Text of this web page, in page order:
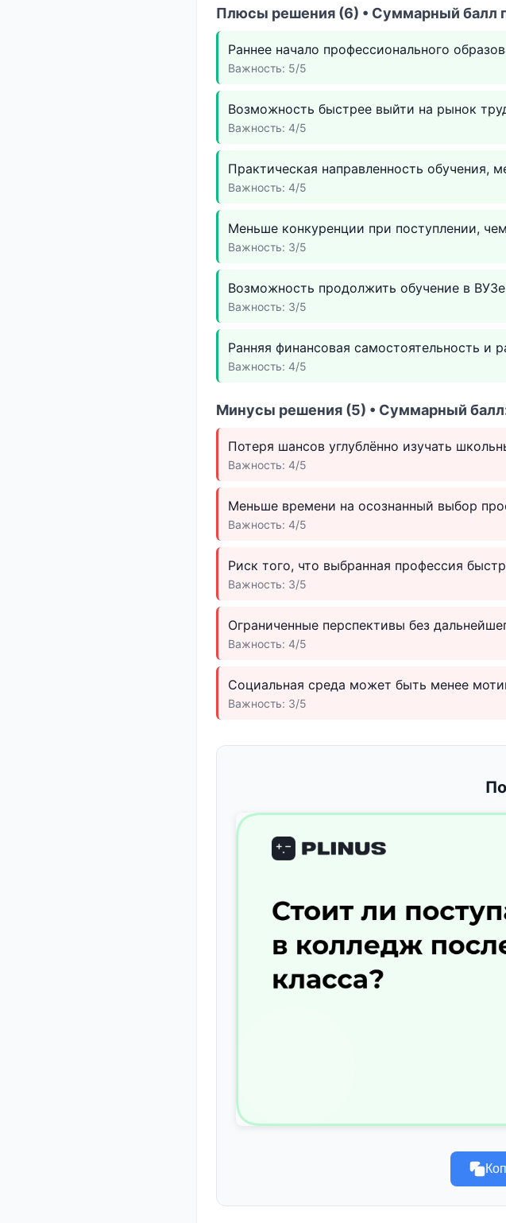
Плюсы решения (6) • Суммарный балл
Раннее начало профессионального
Важность: 5/5
Возможность быстрее выйти на рынок
Важность: 4/5
Практическая направленность обучения,
Важность: 4/5
Меньше конкуренции при поступлении,
Важность: 3/5
Возможность продолжить обучение в
Важность: 3/5
Ранняя финансовая самостоятельность и
Важность: 4/5
Минусы решения (5) • Суммарный
Потеря шансов углублённо изучать
Важность: 4/5
Меньше времени на осознанный выбор
Важность: 4/5
Риск того, что выбранная профессия
Важность: 3/5
Ограниченные перспективы без
Важность: 4/5
Социальная среда может быть менее
Важность: 3/5